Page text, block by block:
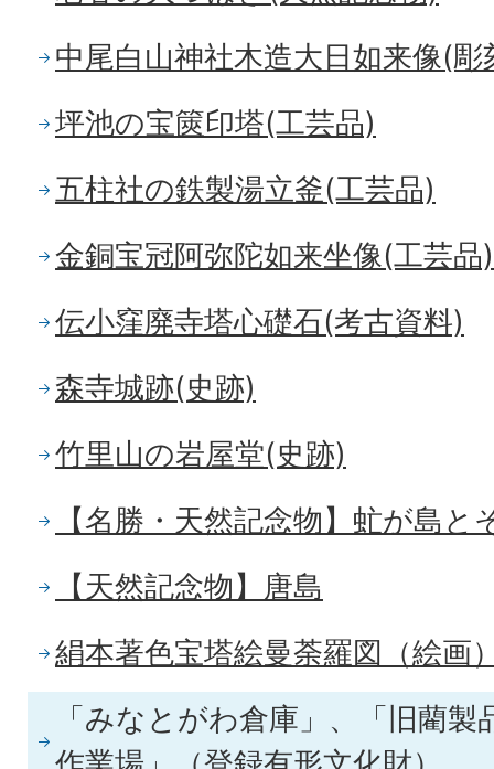
中尾白山神社木造大日如来像(彫
坪池の宝篋印塔(工芸品)
五柱社の鉄製湯立釜(工芸品)
金銅宝冠阿弥陀如来坐像(工芸品)
伝小窪廃寺塔心礎石(考古資料)
森寺城跡(史跡)
竹里山の岩屋堂(史跡)
【名勝・天然記念物】虻が島と
【天然記念物】唐島
絹本著色宝塔絵曼荼羅図（絵画
「みなとがわ倉庫」、「旧藺